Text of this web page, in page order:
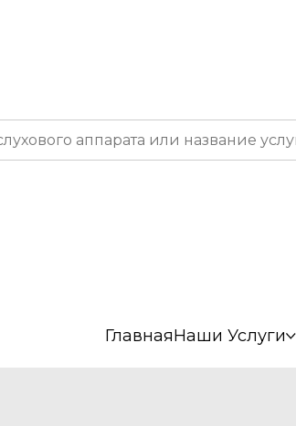
ГлавнаяНаши Услуги